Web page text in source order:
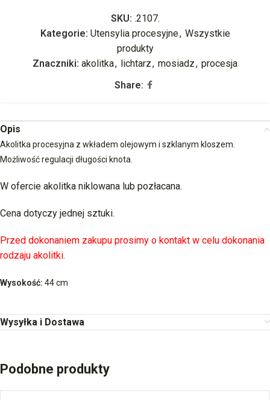
SKU: .2107.
Kategorie: Utensylia procesyjne, Wszystkie
produkty
Znaczniki: akolitka, lichtarz, mosiadz, procesja
Share:
Opis
Akolitka procesyjna z wkładem olejowym i szklanym kloszem.
Możliwość regulacji długości knota.
W ofercie akolitka niklowana lub pozłacana.
Cena dotyczy jednej sztuki.
Przed dokonaniem zakupu prosimy o kontakt w celu dokonania
rodzaju akolitki.
Wysokość: 44 cm
Wysyłka i Dostawa
Podobne produkty